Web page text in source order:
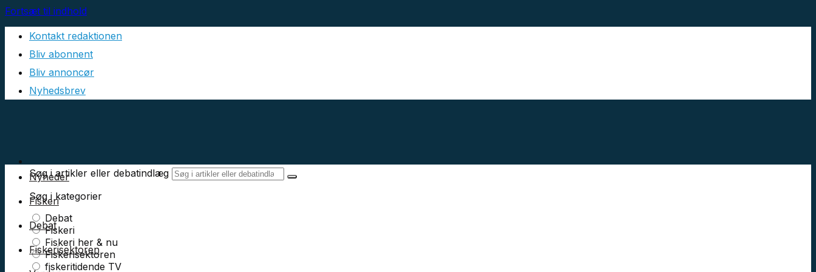
Fortsæt til indhold
Kontakt redaktionen
Bliv abonnent
Bliv annoncør
Nyhedsbrev
Søg i artikler eller debatindlæg
Søg i kategorier
Debat
Fiskeri
Fiskeri her & nu
Fiskerisektoren
fiskeritidende TV
Nyheder
Fiskeri
Debat
Fiskerisektoren